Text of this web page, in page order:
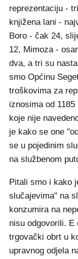
reprezentaciju -
knjižena lani -
Boro - čak 24,
12, Mimoza -
dva, a tri su
smo Općinu
troškovima za
iznosima od
koje nije
je kako se one
se u pojedinim
na službenom
Pitali smo i kako
slučajevima" na
konzumira na
nisu odgovorili. E
trgovački obrt u
upravnog odjela